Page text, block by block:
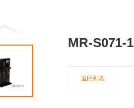
MR-S071-1
返回列表